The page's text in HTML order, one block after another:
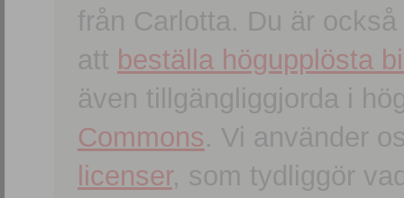
från Carlotta. Du är
att beställa högupplösta
även tillgängliggjorda i
Commons. Vi använder
licenser, som tydliggör